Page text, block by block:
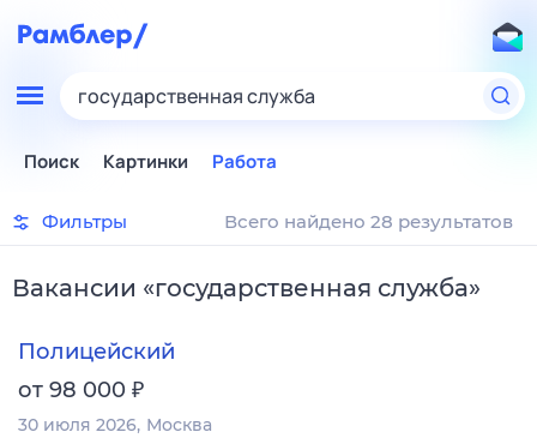
государственная служба
Поиск Картинки Работа
Фильтры Всего найдено 28 результатов
Вакансии «государственная служба»
Полицейский
от 98 000 ₽
30 июля 2026 Москва